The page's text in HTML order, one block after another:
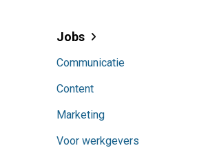
Jobs
Communicatie
Content
Marketing
Voor werkgevers